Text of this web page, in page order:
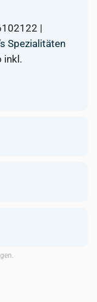
|
Spezialitäten
inkl.